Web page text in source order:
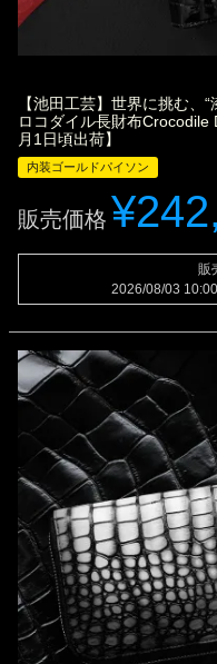
【池田工芸】世界に挑む、
ロコダイル長財布Crocodile
月1日頃出荷】
内装ゴールドパイソン
販売価格 ¥
販
2026/08/03 10:00